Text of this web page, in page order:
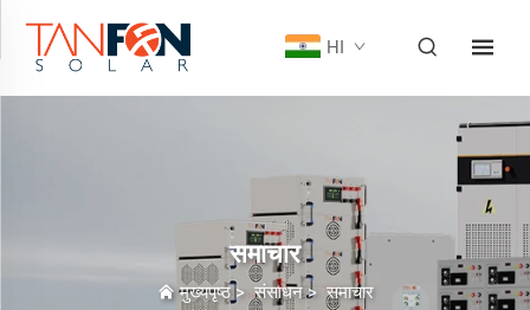
HI
समाचार
मुख्यपृष्ठ>संसाधन> समाचार